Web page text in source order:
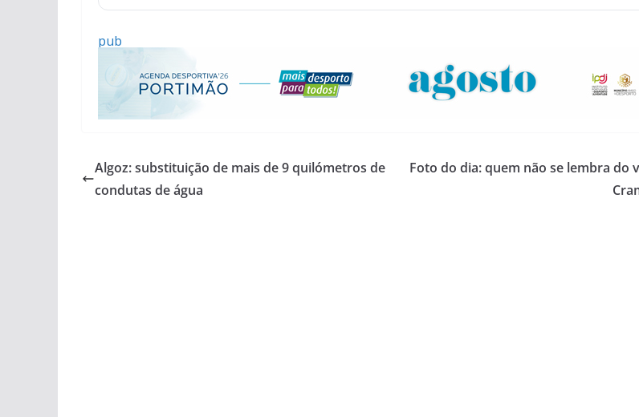
pub
Algoz: substituição de mais de 9 quilómetros de
condutas de água
Foto do dia: quem não se lembra do